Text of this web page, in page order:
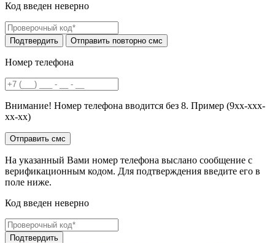
Код введен неверно
Номер телефона
Внимание! Номер телефона вводится без 8. Пример (9хх-ххх-
хх-хх)
На указанный Вами номер телефона выслано сообщение с
верификационным кодом. Для подтверждения введите его в
поле ниже.
Код введен неверно